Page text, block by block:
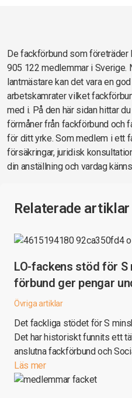
De fackförbund som företräder
905 122 medlemmar i Sverige.
lantmästare kan det vara en
arbetskamrater vilket
med i. På den här sidan hittar
förmåner från fackförbund och
för ditt yrke. Som medlem i ett
försäkringar, juridisk
din anställning och vardag
Relaterade artiklar
LO-fackens stöd för S
förbund ger pengar
Övriga artiklar
Det fackliga stödet för S
Det har historiskt funnits ett
anslutna fackförbund och
Läs mer